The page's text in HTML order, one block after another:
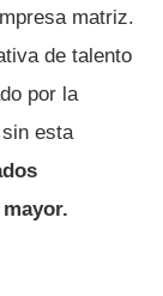
matriz.
de talento
por la
esta